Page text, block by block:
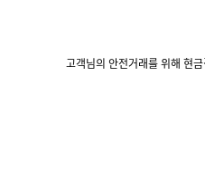
고객님의 안전거래를 위해 현